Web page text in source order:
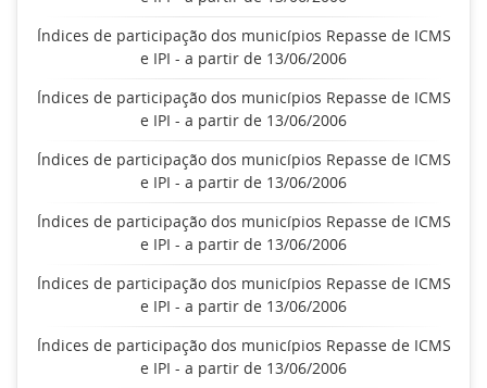
Índices de participação dos municípios Repasse de ICMS
e IPI - a partir de 13/06/2006
Índices de participação dos municípios Repasse de ICMS
e IPI - a partir de 13/06/2006
Índices de participação dos municípios Repasse de ICMS
e IPI - a partir de 13/06/2006
Índices de participação dos municípios Repasse de ICMS
e IPI - a partir de 13/06/2006
Índices de participação dos municípios Repasse de ICMS
e IPI - a partir de 13/06/2006
Índices de participação dos municípios Repasse de ICMS
e IPI - a partir de 13/06/2006